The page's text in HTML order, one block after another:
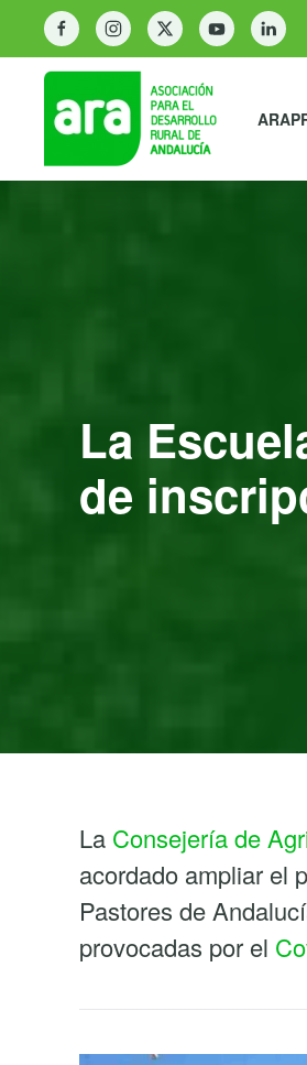
ARA
La
de
La Consejería de
acordado ampliar el
Pastores de
provocadas por el